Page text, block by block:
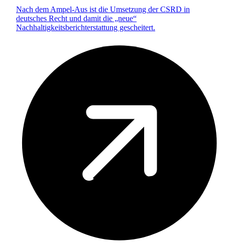
Nach dem Ampel-Aus ist die Umsetzung der CSRD in
deutsches Recht und damit die „neue“
Nachhaltigkeitsberichterstattung gescheitert.